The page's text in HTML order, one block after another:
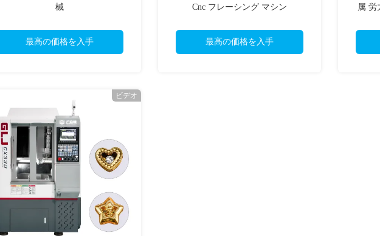
械
最高の価格を入手
Cnc フレーシング マシン
最高の価格を入手
属 労
ビデオ